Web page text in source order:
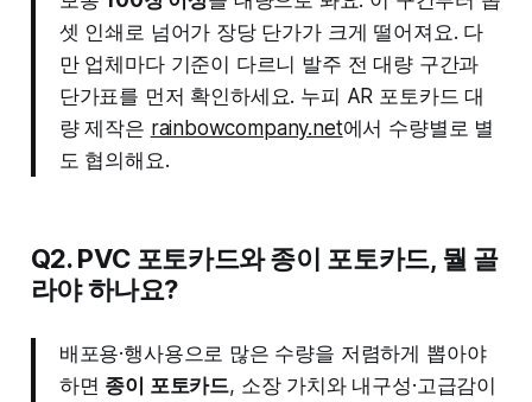
셋 인쇄로 넘어가 장당 단가가 크게 떨어져요. 다
만 업체마다 기준이 다르니 발주 전 대량 구간과
단가표를 먼저 확인하세요. 누피 AR 포토카드 대
량 제작은 rainbowcompany.net에서 수량별로 별
도 협의해요.
Q2. PVC 포토카드와 종이 포토카드, 뭘 골
라야 하나요?
배포용·행사용으로 많은 수량을 저렴하게 뽑아야
하면 종이 포토카드, 소장 가치와 내구성·고급감이